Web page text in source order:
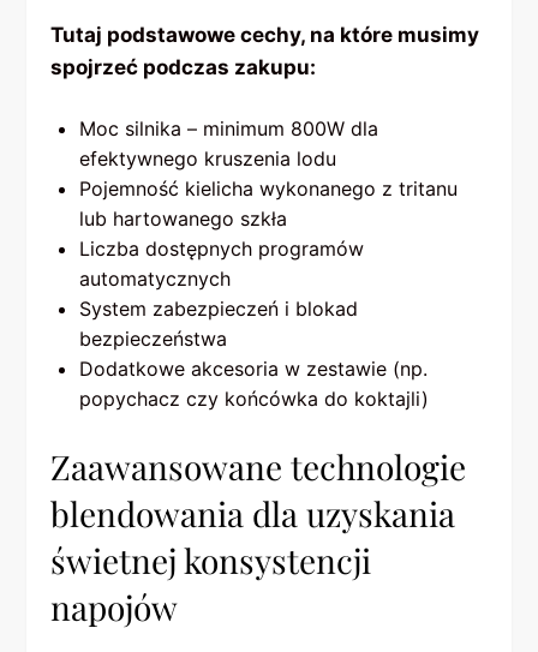
Tutaj podstawowe cechy, na które musimy
spojrzeć podczas zakupu:
Moc silnika – minimum 800W dla
efektywnego kruszenia lodu
Pojemność kielicha wykonanego z tritanu
lub hartowanego szkła
Liczba dostępnych programów
automatycznych
System zabezpieczeń i blokad
bezpieczeństwa
Dodatkowe akcesoria w zestawie (np.
popychacz czy końcówka do koktajli)
Zaawansowane technologie
blendowania dla uzyskania
świetnej konsystencji
napojów